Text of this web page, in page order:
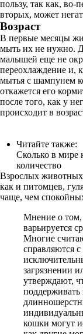
пользу, так как, во-
вторых, может
Возраст
В первые месяцы
мыть их не нужно.
малышей еще не
переохлаждение и,
мытья с шампунем
откажется его
после того, как у
происходит в
Читайте также:
Сколько в мире
количество
Взрослых
как и питомцев,
чаще, чем
Мнение о том,
варьируется
Многие
справляются
загрязнении
утверждают,
поддерживать
кошки могут